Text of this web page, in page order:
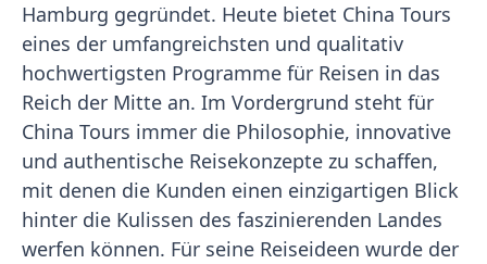
Hamburg gegründet. Heute bietet China Tours
eines der umfangreichsten und qualitativ
hochwertigsten Programme für Reisen in das
Reich der Mitte an. Im Vordergrund steht für
China Tours immer die Philosophie, innovative
und authentische Reisekonzepte zu schaffen,
mit denen die Kunden einen einzigartigen Blick
hinter die Kulissen des faszinierenden Landes
werfen können. Für seine Reiseideen wurde der